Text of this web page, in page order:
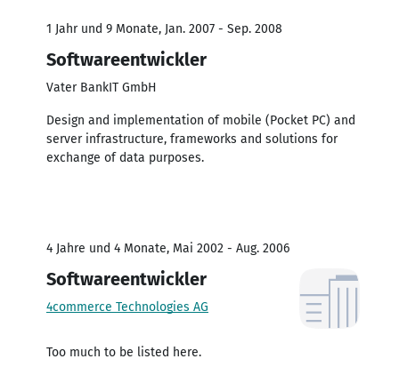
1 Jahr und 9 Monate, Jan. 2007 - Sep. 2008
Softwareentwickler
Vater BankIT GmbH
Design and implementation of mobile (Pocket PC) and
server infrastructure, frameworks and solutions for
exchange of data purposes.
4 Jahre und 4 Monate, Mai 2002 - Aug. 2006
Softwareentwickler
4commerce Technologies AG
Too much to be listed here.